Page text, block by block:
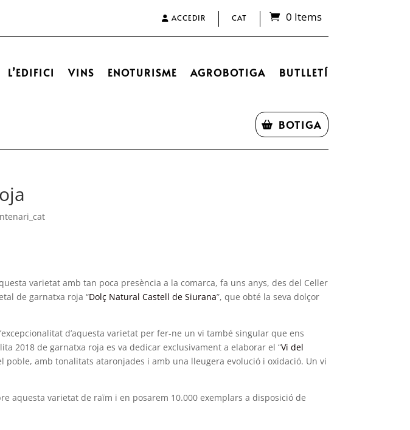
ACCEDIR CAT 0 Items
L’EDIFICI VINS ENOTURISME AGROBOTIGA BUTLLETÍ
BOTIGA
varietat amb tan poca presència a la comarca, fa uns anys, des del Celler
de garnatxa roja “Dolç Natural Castell de Siurana”, que obté la seva dolçor
d’aquesta varietat per fer-ne un vi també singular que ens
2018 de garnatxa roja es va dedicar exclusivament a elaborar el “Vi del
amb tonalitats ataronjades i amb una lleugera evolució i oxidació. Un vi
aquesta varietat de raïm i en posarem 10.000 exemplars a disposició de